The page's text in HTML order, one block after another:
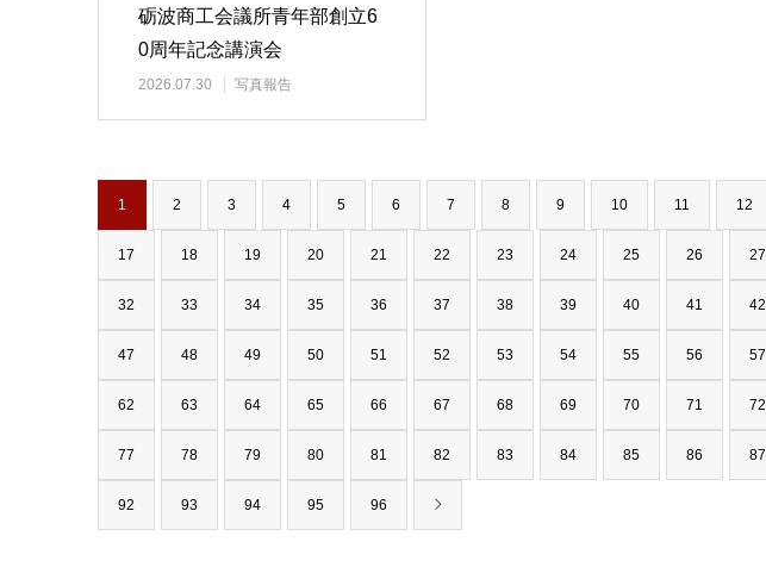
砺波商工会議所青年部創立6
0周年記念講演会
2026.07.30 写真報告
1 2 3 4 5 6 7 8 9 10 11 12
17 18 19 20 21 22 23 24 25 26 27
32 33 34 35 36 37 38 39 40 41 42
47 48 49 50 51 52 53 54 55 56 57
62 63 64 65 66 67 68 69 70 71 72
77 78 79 80 81 82 83 84 85 86 87
92 93 94 95 96